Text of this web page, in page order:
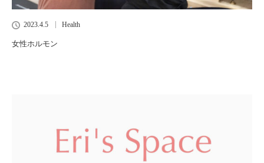
2023.4.5 Health
女性ホルモン